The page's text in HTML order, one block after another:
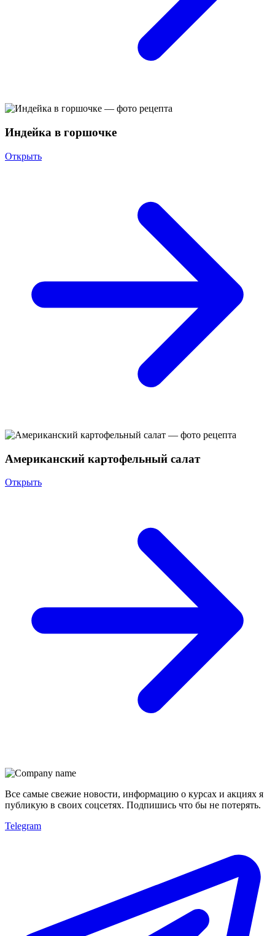
Индейка в горшочке
Открыть
Американский картофельный салат
Открыть
Все самые свежие новости, информацию о курсах и акциях я
публикую в своих соцсетях. Подпишись что бы не потерять.
Telegram